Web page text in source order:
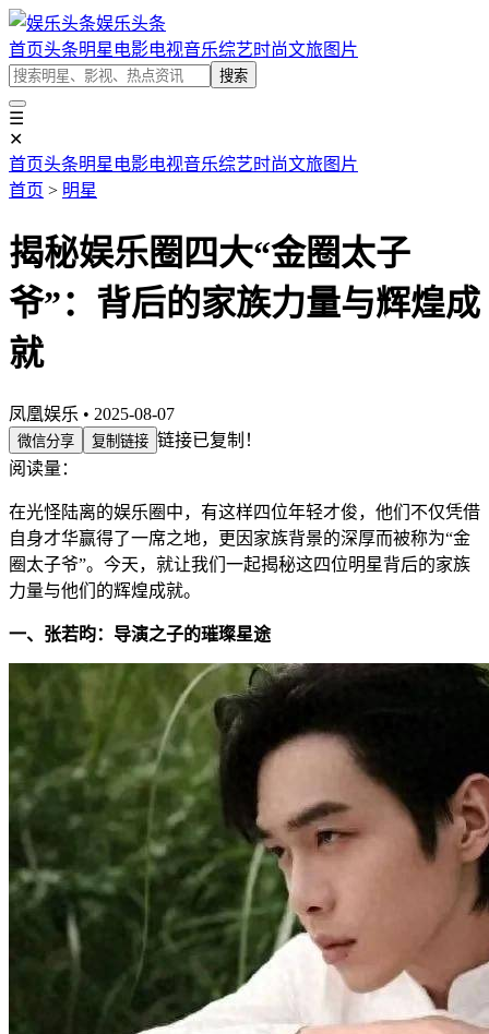
娱乐头条
首页头条明星 电影电视音乐综艺时尚文旅图片
搜索
☰
✕
首页头条明星 电影电视音乐综艺时尚文旅图片
首页 > 明星
揭秘娱乐圈四大“金圈太子
爷”：背后的家族力量与辉煌成
就
凤凰娱乐 • 2025-08-07
微信分享 复制链接 链接已复制！
阅读量：
在光怪陆离的娱乐圈中，有这样四位年轻才俊，他们不仅凭借
自身才华赢得了一席之地，更因家族背景的深厚而被称为“金
圈太子爷”。今天，就让我们一起揭秘这四位明星背后的家族
力量与他们的辉煌成就。
一、张若昀：导演之子的璀璨星途